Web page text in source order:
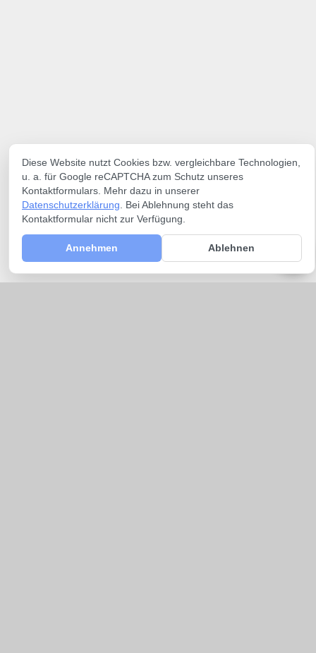
Diese Website nutzt Cookies bzw. vergleichbare Technologien,
u. a. für Google reCAPTCHA zum Schutz unseres
Kontaktformulars. Mehr dazu in unserer
Datenschutzerklärung . Bei Ablehnung steht das
Kontaktformular nicht zur Verfügung.
Annehmen Ablehnen